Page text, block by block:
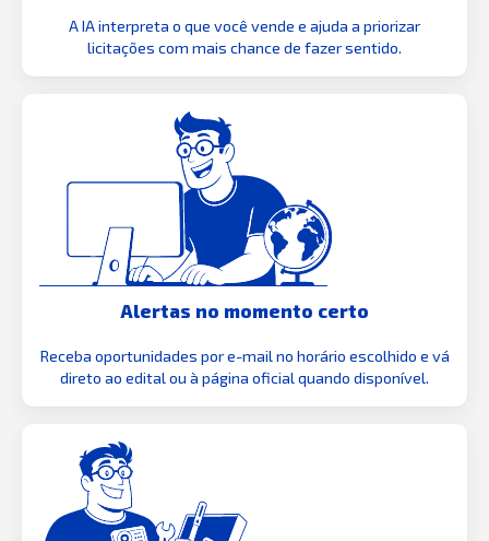
A IA interpreta o que você vende e ajuda a priorizar
licitações com mais chance de fazer sentido.
Alertas no momento certo
Receba oportunidades por e-mail no horário escolhido e vá
direto ao edital ou à página oficial quando disponível.